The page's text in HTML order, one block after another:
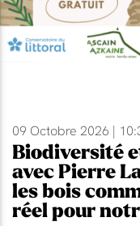
09 Octobre 2026 |
Biodiversité
avec Pierre
les bois
réel pour